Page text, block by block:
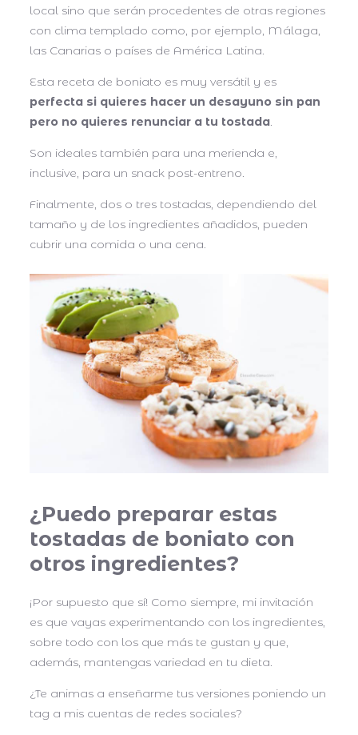
local sino que serán procedentes de otras regiones
con clima templado como, por ejemplo, Málaga,
las Canarias o países de América Latina.
Esta receta de boniato es muy versátil y es
perfecta si quieres hacer un desayuno sin pan
pero no quieres renunciar a tu tostada.
Son ideales también para una merienda e,
inclusive, para un snack post-entreno.
Finalmente, dos o tres tostadas, dependiendo del
tamaño y de los ingredientes añadidos, pueden
cubrir una comida o una cena.
¿Puedo preparar estas
tostadas de boniato con
otros ingredientes?
¡Por supuesto que sí! Como siempre, mi invitación
es que vayas experimentando con los ingredientes,
sobre todo con los que más te gustan y que,
además, mantengas variedad en tu dieta.
¿Te animas a enseñarme tus versiones poniendo un
tag a mis cuentas de redes sociales?